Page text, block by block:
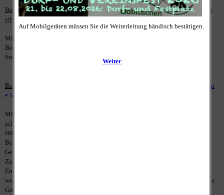
Beschluss Nr.: 01/02/16: Berufung nach §4 Abs. 2 ThürKWG (Wahlleiter und
stlv. Wahlleiter für die Bürgermeisterwahl am 05.06.2016)
Mit einem einstimmigen Abstimmungsverhalten von fünf Ja-Stimmen wurde
Bernd Franke zum Wahlleiter bestimmt und Karin Vogel zu dessen
Stellvertreterin.
Beschluss Nr.: 02/02/16: Beitritt zum Verein "
Selbstverwaltung für Thüringen
e.V.
Mit vier Ja-Stimmen und einer Enthaltung stimmte der Gemeinderat dem
schnellstmöglichen Beitritt zum o.g. Verein zu, nachdem der amtierende
Bürgermeister die Vorteile und Ziele der Vereinsmitgliedschaft i.V.m. den
Bedenken zur von der Landesregierung angestrebten "Funktional- und
Gebietsreform" erläutert hatte.
Ziel des Vereins ist ein Bürgerentscheid zum Vorschaltgesetz, welches im
Entwurf vorliegt und noch im Frühjahr / Sommer dieses Jahres verabschiedet
werden soll. Hans-Jürgen Heitsch (FDP) - Bürgermeister der Nachbargemeinde
Göllnitz und amtierender Verwaltungsgemeinschaftsvorsitzender - ist